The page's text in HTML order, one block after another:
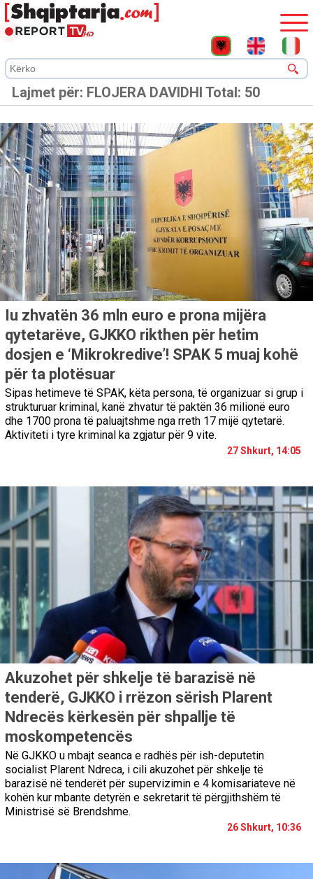
Lajmet për: FLOJERA DAVIDHI Total: 50
Iu zhvatën 36 mln euro e prona mijëra
qytetarëve, GJKKO rikthen për hetim
dosjen e ‘Mikrokredive’! SPAK 5 muaj kohë
për ta plotësuar
Sipas hetimeve të SPAK, këta persona, të organizuar si grup i
strukturuar kriminal, kanë zhvatur të paktën 36 milionë euro
dhe 1700 prona të paluajtshme nga rreth 17 mijë qytetarë.
Aktiviteti i tyre kriminal ka zgjatur për 9 vite.
27 Shkurt, 14:05
Akuzohet për shkelje të barazisë në
tenderë, GJKKO i rrëzon sërish Plarent
Ndrecës kërkesën për shpallje të
moskompetencës
Në GJKKO u mbajt seanca e radhës për ish-deputetin
socialist Plarent Ndreca, i cili akuzohet për shkelje të
barazisë në tenderët për supervizimin e 4 komisariateve në
kohën kur mbante detyrën e sekretarit të përgjithshëm të
Ministrisë së Brendshme.
26 Shkurt, 10:36